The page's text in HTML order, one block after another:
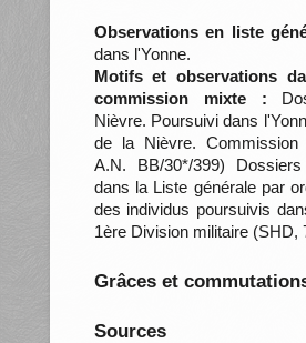
Observations en liste
dans l'Yonne.
Motifs et observations
commission mixte :
Nièvre. Poursuivi dans
de la Nièvre. Commission
A.N. BB/30*/399)
dans la Liste générale par
des individus poursuivis
1ère Division militaire (SHD,
Grâces et
Sources